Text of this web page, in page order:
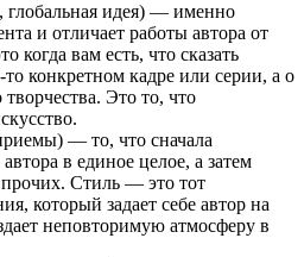
глобальная идея) — именно
и отличает работы автора от
вам есть, что сказать
конкретном кадре или серии, а о
Это то, что
— то, что сначала
в единое целое, а затем
прочих. Стиль — это тот
который задает себе автор на
неповторимую атмосферу в